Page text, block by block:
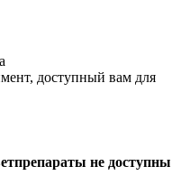
доступный вам для
не доступны